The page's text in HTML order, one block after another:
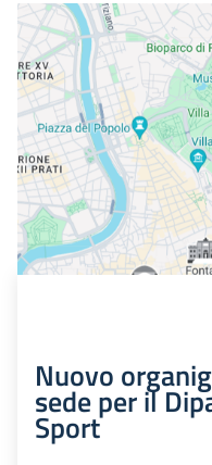
Nuovo
sede per il
Sport